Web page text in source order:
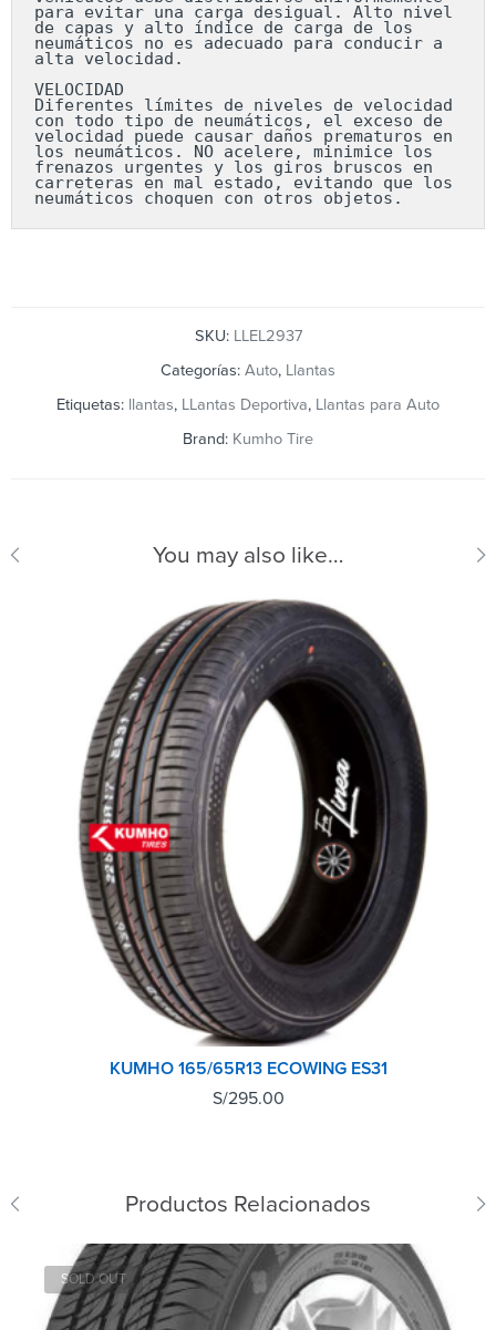
para evitar una carga desigual. Alto nivel
de capas y alto índice de carga de los
neumáticos no es adecuado para conducir a
alta velocidad.
VELOCIDAD
Diferentes límites de niveles de velocidad
con todo tipo de neumáticos, el exceso de
velocidad puede causar daños prematuros en
los neumáticos. NO acelere, minimice los
frenazos urgentes y los giros bruscos en
carreteras en mal estado, evitando que los
neumáticos choquen con otros objetos.
SKU: LLEL2937
Categorías: Auto, Llantas
Etiquetas: llantas, LLantas Deportiva, Llantas para Auto
Brand: Kumho Tire
You may also like…
KUMHO 165/65R13 ECOWING ES31
S/295.00
Productos Relacionados
SOLD OUT